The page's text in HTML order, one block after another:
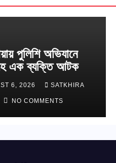
পুলিশি অভিযানে
এক ব্যক্তি আটক
6, 2026 SATKHIRA
NO COMMENTS